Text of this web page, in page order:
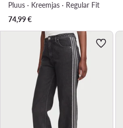
Pluus · Kreemjas · Regular Fit
74,99€